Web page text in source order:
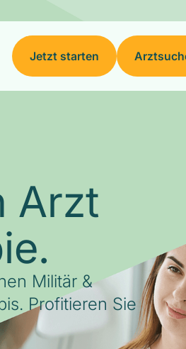
Jetzt starten
Arzt
Militär &
Profitieren Sie